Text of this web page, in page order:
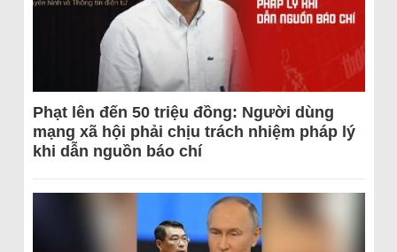
Phạt lên đến 50 triệu đồng: Người dùng
mạng xã hội phải chịu trách nhiệm pháp lý
khi dẫn nguồn báo chí